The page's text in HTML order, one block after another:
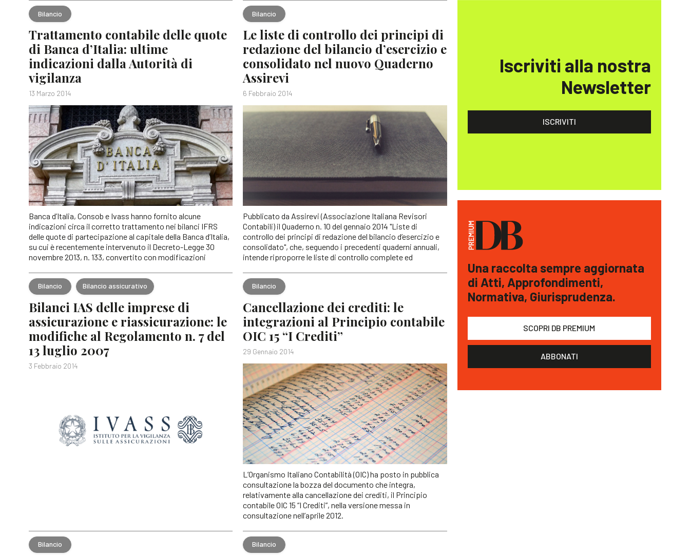
Bilancio
Trattamento contabile delle quote
di Banca d’Italia: ultime
indicazioni dalla Autorità di
vigilanza
13 Marzo 2014
Banca d’Italia, Consob e Ivass hanno fornito alcune
indicazioni circa il corretto trattamento nei bilanci IFRS
delle quote di partecipazione al capitale della Banca d’Italia,
su cui è recentemente intervenuto il Decreto-Legge 30
novembre 2013, n. 133, convertito con modificazioni
Bilancio
Le liste di controllo dei principi di
redazione del bilancio d’esercizio e
consolidato nel nuovo Quaderno
Assirevi
6 Febbraio 2014
Pubblicato da Assirevi (Associazione Italiana Revisori
Contabili) il Quaderno n. 10 del gennaio 2014 "Liste di
controllo dei principi di redazione del bilancio d’esercizio e
consolidato", che, seguendo i precedenti quaderni annuali,
intende riproporre le liste di controllo complete ed
Bilancio Bilancio assicurativo
Bilanci IAS delle imprese di
assicurazione e riassicurazione: le
modifiche al Regolamento n. 7 del
13 luglio 2007
3 Febbraio 2014
Bilancio
Cancellazione dei crediti: le
integrazioni al Principio contabile
OIC 15 “I Crediti”
29 Gennaio 2014
L’Organismo Italiano Contabilità (OIC) ha posto in pubblica
consultazione la bozza del documento che integra,
relativamente alla cancellazione dei crediti, il Principio
contabile OIC 15 “I Crediti”, nella versione messa in
consultazione nell’aprile 2012.
Bilancio Bilancio
Iscriviti alla nostra
Newsletter
ISCRIVITI
Una raccolta sempre aggiornata
di Atti, Approfondimenti,
Normativa, Giurisprudenza.
SCOPRI DB PREMIUM
ABBONATI